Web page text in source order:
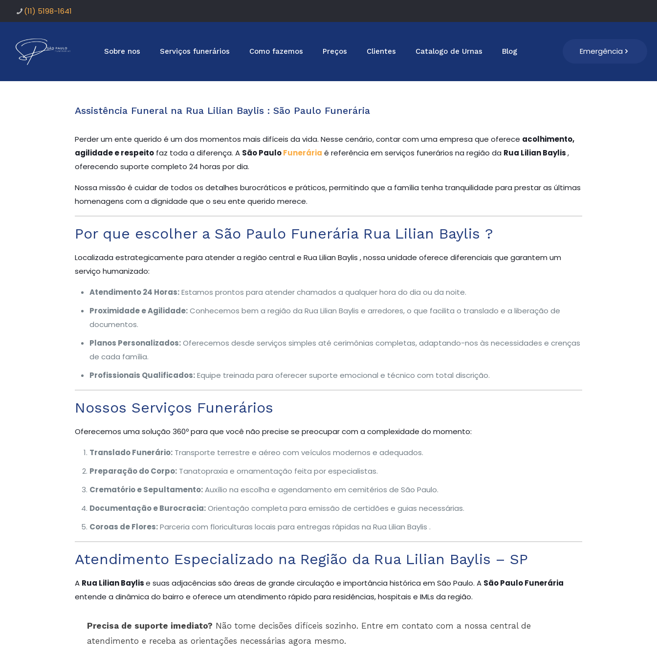
(11) 5198-1641
Sobre nos Serviços funerários Como fazemos Preços Clientes Catalogo de Urnas Blog Emergência
Assistência Funeral na Rua Lilian Baylis : São Paulo Funerária
Perder um ente querido é um dos momentos mais difíceis da vida. Nesse cenário, contar com uma empresa que oferece acolhimento,
agilidade e respeitofaz toda a diferença. A São PauloFunerária é referência em serviços funerários na região da Rua Lilian Baylis,
oferecendo suporte completo 24 horas por dia.
Nossa missão é cuidar de todos os detalhes burocráticos e práticos, permitindo que a família tenha tranquilidade para prestar as últimas
homenagens com a dignidade que o seu ente querido merece.
Por que escolher a São Paulo Funerária Rua Lilian Baylis ?
Localizada estrategicamente para atender a região central e Rua Lilian Baylis , nossa unidade oferece diferenciais que garantem um
serviço humanizado:
Atendimento 24 Horas:Estamos prontos para atender chamados a qualquer hora do dia ou da noite.
Proximidade e Agilidade:Conhecemos bem a região da Rua Lilian Baylis e arredores, o que facilita o translado e a liberação de
documentos.
Planos Personalizados:Oferecemos desde serviços simples até cerimônias completas, adaptando-nos às necessidades e crenças
de cada família.
Profissionais Qualificados:Equipe treinada para oferecer suporte emocional e técnico com total discrição.
Nossos Serviços Funerários
Oferecemos uma solução 360º para que você não precise se preocupar com a complexidade do momento:
Translado Funerário:Transporte terrestre e aéreo com veículos modernos e adequados.
Preparação do Corpo:Tanatopraxia e ornamentação feita por especialistas.
Crematório e Sepultamento:Auxílio na escolha e agendamento em cemitérios de São Paulo.
Documentação e Burocracia:Orientação completa para emissão de certidões e guias necessárias.
Coroas de Flores:Parceria com floriculturas locais para entregas rápidas na Rua Lilian Baylis .
Atendimento Especializado na Região da Rua Lilian Baylis – SP
A Rua Lilian Baylise suas adjacências são áreas de grande circulação e importância histórica em São Paulo. A São Paulo Funerária
entende a dinâmica do bairro e oferece um atendimento rápido para residências, hospitais e IMLs da região.
Precisa de suporte imediato? Não tome decisões difíceis sozinho. Entre em contato com a nossa central de
atendimento e receba as orientações necessárias agora mesmo.